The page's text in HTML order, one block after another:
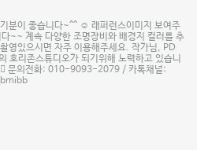
분이 좋습니다~^^ ☺️ 래퍼런스이미지 보여주
~~ 계속 다양한 조명장비와 배경지 컬러를 추
영있으시면 자주 이용해주세요. 작가님, PD
호리존스튜디오가 되기위해 노력하고 있습니
문의전화: 010-9093-2079 / 카톡채널: